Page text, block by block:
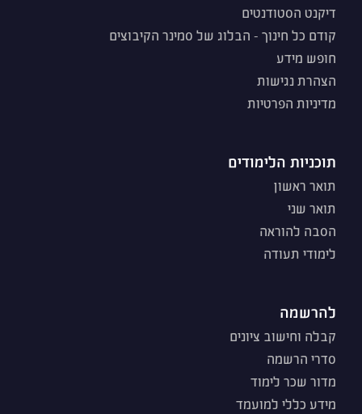
דיקנט הסטודנטים
קודם כל חינוך - הבלוג של סמינר הקיבוצים
חופש מידע
הצהרת נגישות
מדיניות הפרטיות
תוכניות הלימודים
תואר ראשון
תואר שני
הסבה להוראה
לימודי תעודה
להרשמה
קבלה וחישוב ציונים
סדרי הרשמה
מדור שכר לימוד
מידע כללי למועמד